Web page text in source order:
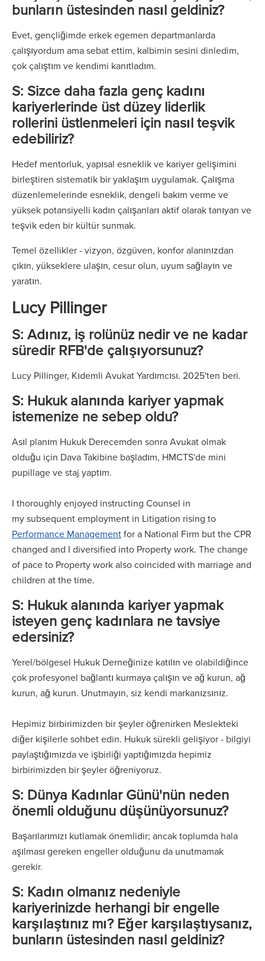
bunların üstesinden nasıl geldiniz?
Evet, gençliğimde erkek egemen departmanlarda
çalışıyordum ama sebat ettim, kalbimin sesini dinledim,
çok çalıştım ve kendimi kanıtladım.
S: Sizce daha fazla genç kadını
kariyerlerinde üst düzey liderlik
rollerini üstlenmeleri için nasıl teşvik
edebiliriz?
Hedef mentorluk, yapısal esneklik ve kariyer gelişimini
birleştiren sistematik bir yaklaşım uygulamak. Çalışma
düzenlemelerinde esneklik, dengeli bakım verme ve
yüksek potansiyelli kadın çalışanları aktif olarak tanıyan ve
teşvik eden bir kültür sunmak.
Temel özellikler - vizyon, özgüven, konfor alanınızdan
çıkın, yükseklere ulaşın, cesur olun, uyum sağlayın ve
yaratın.
Lucy Pillinger
S: Adınız, iş rolünüz nedir ve ne kadar
süredir RFB'de çalışıyorsunuz?
Lucy Pillinger, Kıdemli Avukat Yardımcısı. 2025'ten beri.
S: Hukuk alanında kariyer yapmak
istemenize ne sebep oldu?
Asıl planım Hukuk Derecemden sonra Avukat olmak
olduğu için Dava Takibine başladım, HMCTS'de mini
pupillage ve staj yaptım.
I thoroughly enjoyed instructing Counsel in
my subsequent employment in Litigation rising to
Performance Managementfor a National Firm but the CPR
changed and I diversified into Property work. The change
of pace to Property work also coincided with marriage and
children at the time.
S: Hukuk alanında kariyer yapmak
isteyen genç kadınlara ne tavsiye
edersiniz?
Yerel/bölgesel Hukuk Derneğinize katılın ve olabildiğince
çok profesyonel bağlantı kurmaya çalışın ve ağ kurun, ağ
kurun, ağ kurun. Unutmayın, siz kendi markanızsınız.
Hepimiz birbirimizden bir şeyler öğrenirken Meslekteki
diğer kişilerle sohbet edin. Hukuk sürekli gelişiyor - bilgiyi
paylaştığımızda ve işbirliği yaptığımızda hepimiz
birbirimizden bir şeyler öğreniyoruz.
S: Dünya Kadınlar Günü'nün neden
önemli olduğunu düşünüyorsunuz?
Başarılarımızı kutlamak önemlidir; ancak toplumda hala
aşılması gereken engeller olduğunu da unutmamak
gerekir.
S: Kadın olmanız nedeniyle
kariyerinizde herhangi bir engelle
karşılaştınız mı? Eğer karşılaştıysanız,
bunların üstesinden nasıl geldiniz?